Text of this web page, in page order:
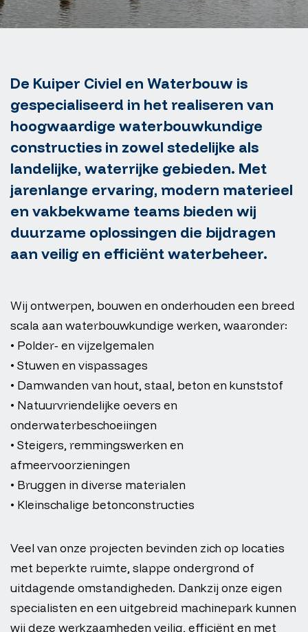
De Kuiper Civiel en Waterbouw is
gespecialiseerd in het realiseren van
hoogwaardige waterbouwkundige
constructies in zowel stedelijke als
landelijke, waterrijke gebieden. Met
jarenlange ervaring, modern materieel
en vakbekwame teams bieden wij
duurzame oplossingen die bijdragen
aan veilig en efficiënt waterbeheer.
Wij ontwerpen, bouwen en onderhouden een breed
scala aan waterbouwkundige werken, waaronder:
• Polder‑ en vijzelgemalen
• Stuwen en vispassages
• Damwanden van hout, staal, beton en kunststof
• Natuurvriendelijke oevers en
onderwaterbeschoeiingen
• Steigers, remmingswerken en
afmeervoorzieningen
• Bruggen in diverse materialen
• Kleinschalige betonconstructies
Veel van onze projecten bevinden zich op locaties
met beperkte ruimte, slappe ondergrond of
uitdagende omstandigheden. Dankzij onze eigen
specialisten en een uitgebreid machinepark kunnen
wij deze werkzaamheden veilig, efficiënt en met